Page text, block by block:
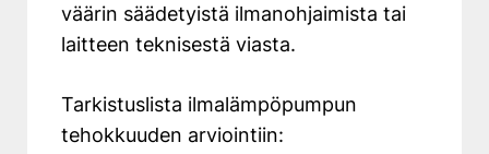
väärin säädetyistä ilmanohjaimista tai
laitteen teknisestä viasta.
Tarkistuslista ilmalämpöpumpun
tehokkuuden arviointiin: